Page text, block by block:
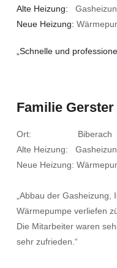
Alte Heizung:
Neue Heizung:
„Schnelle und
Familie Gerster
Ort: Biberach
Alte Heizung:
Neue Heizung:
„Abbau der Gasheizung,
Wärmepumpe verliefen
Die Mitarbeiter waren
sehr zufrieden.“